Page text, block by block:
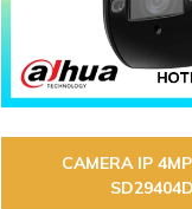
CAMERA IP